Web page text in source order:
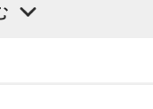
フィジカルなことっ